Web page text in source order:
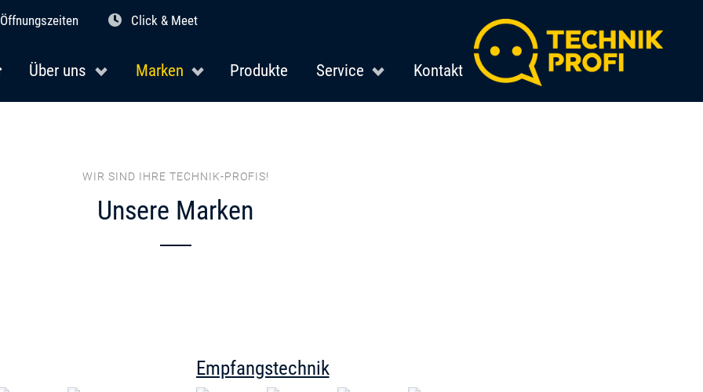
Öffnungszeiten Click & Meet
Über uns Marken Produkte Service Kontakt
WIR SIND IHRE TECHNIK-PROFIS!
Unsere Marken
Empfangstechnik